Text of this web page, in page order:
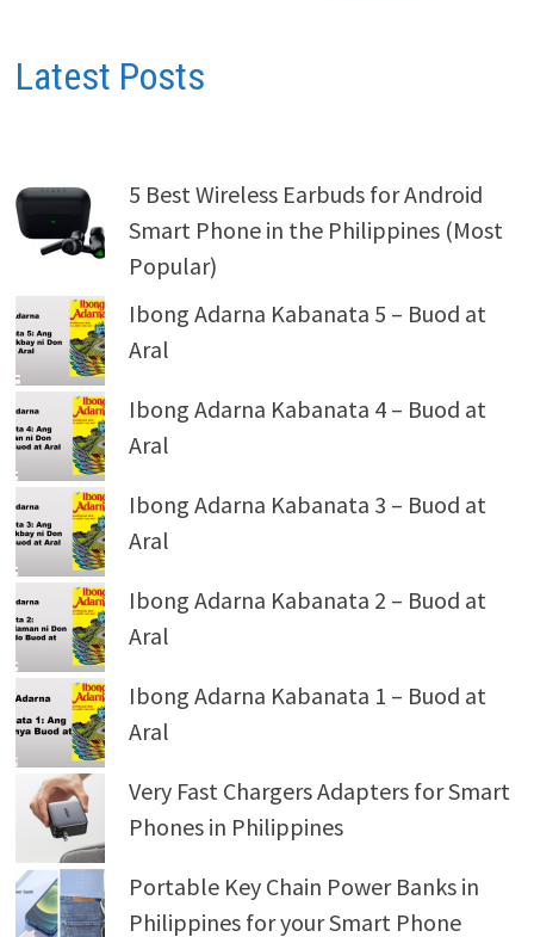
Latest Posts
5 Best Wireless Earbuds for Android
Smart Phone in the Philippines (Most
Popular)
Ibong Adarna Kabanata 5 – Buod at
Aral
Ibong Adarna Kabanata 4 – Buod at
Aral
Ibong Adarna Kabanata 3 – Buod at
Aral
Ibong Adarna Kabanata 2 – Buod at
Aral
Ibong Adarna Kabanata 1 – Buod at
Aral
Very Fast Chargers Adapters for Smart
Phones in Philippines
Portable Key Chain Power Banks in
Philippines for your Smart Phone